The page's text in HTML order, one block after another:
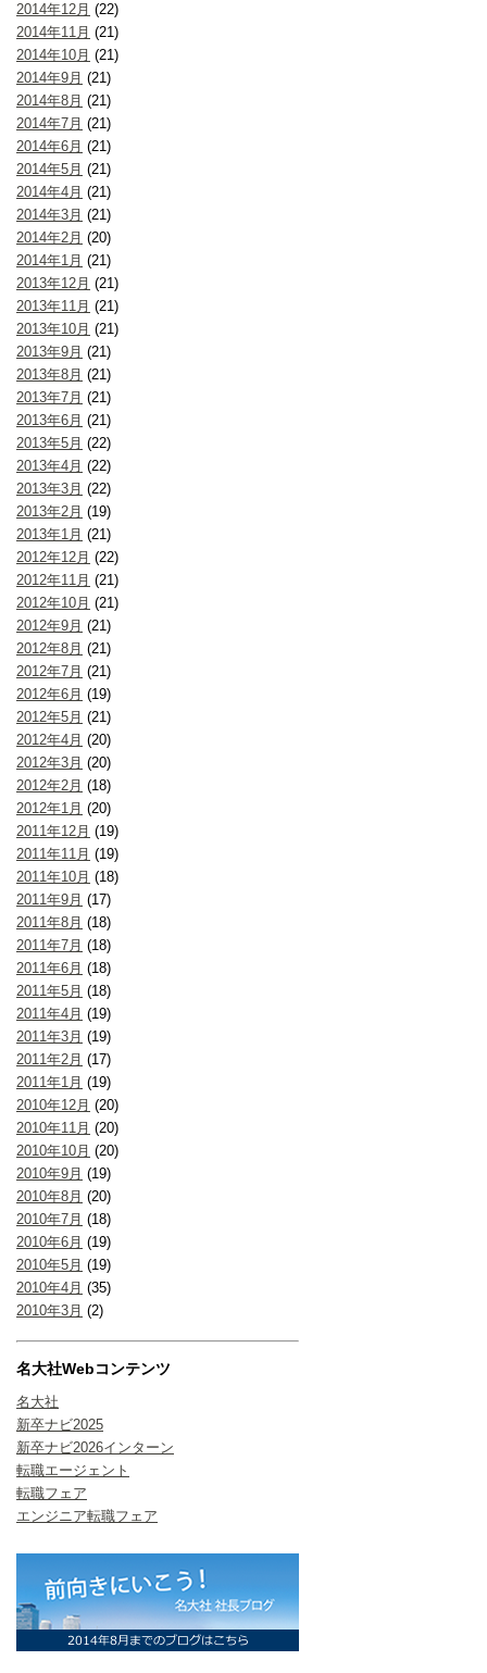
2014年12月 (22)
2014年11月 (21)
2014年10月 (21)
2014年9月 (21)
2014年8月 (21)
2014年7月 (21)
2014年6月 (21)
2014年5月 (21)
2014年4月 (21)
2014年3月 (21)
2014年2月 (20)
2014年1月 (21)
2013年12月 (21)
2013年11月 (21)
2013年10月 (21)
2013年9月 (21)
2013年8月 (21)
2013年7月 (21)
2013年6月 (21)
2013年5月 (22)
2013年4月 (22)
2013年3月 (22)
2013年2月 (19)
2013年1月 (21)
2012年12月 (22)
2012年11月 (21)
2012年10月 (21)
2012年9月 (21)
2012年8月 (21)
2012年7月 (21)
2012年6月 (19)
2012年5月 (21)
2012年4月 (20)
2012年3月 (20)
2012年2月 (18)
2012年1月 (20)
2011年12月 (19)
2011年11月 (19)
2011年10月 (18)
2011年9月 (17)
2011年8月 (18)
2011年7月 (18)
2011年6月 (18)
2011年5月 (18)
2011年4月 (19)
2011年3月 (19)
2011年2月 (17)
2011年1月 (19)
2010年12月 (20)
2010年11月 (20)
2010年10月 (20)
2010年9月 (19)
2010年8月 (20)
2010年7月 (18)
2010年6月 (19)
2010年5月 (19)
2010年4月 (35)
2010年3月 (2)
名大社Webコンテンツ
名大社
新卒ナビ2025
新卒ナビ2026インターン
転職エージェント
転職フェア
エンジニア転職フェア